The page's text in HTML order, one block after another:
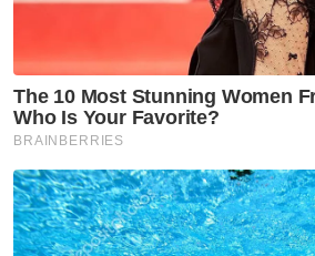
Menurut beliau, operasi
dilaksanakan selaras